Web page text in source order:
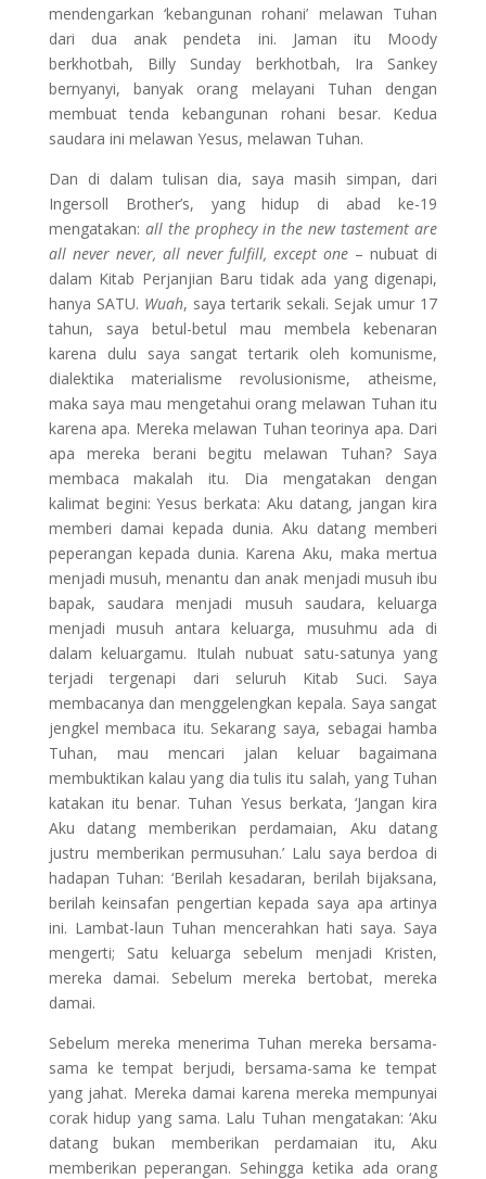
mendengarkan ‘kebangunan rohani’ melawan Tuhan
dari dua anak pendeta ini. Jaman itu Moody
berkhotbah, Billy Sunday berkhotbah, Ira Sankey
bernyanyi, banyak orang melayani Tuhan dengan
membuat tenda kebangunan rohani besar. Kedua
saudara ini melawan Yesus, melawan Tuhan.
Dan di dalam tulisan dia, saya masih simpan, dari
Ingersoll Brother’s, yang hidup di abad ke-19
mengatakan: all the prophecy in the new tastement are
all never never, all never fulfill, except one – nubuat di
dalam Kitab Perjanjian Baru tidak ada yang digenapi,
hanya SATU. Wuah, saya tertarik sekali. Sejak umur 17
tahun, saya betul-betul mau membela kebenaran
karena dulu saya sangat tertarik oleh komunisme,
dialektika materialisme revolusionisme, atheisme,
maka saya mau mengetahui orang melawan Tuhan itu
karena apa. Mereka melawan Tuhan teorinya apa. Dari
apa mereka berani begitu melawan Tuhan? Saya
membaca makalah itu. Dia mengatakan dengan
kalimat begini: Yesus berkata: Aku datang, jangan kira
memberi damai kepada dunia. Aku datang memberi
peperangan kepada dunia. Karena Aku, maka mertua
menjadi musuh, menantu dan anak menjadi musuh ibu
bapak, saudara menjadi musuh saudara, keluarga
menjadi musuh antara keluarga, musuhmu ada di
dalam keluargamu. Itulah nubuat satu-satunya yang
terjadi tergenapi dari seluruh Kitab Suci. Saya
membacanya dan menggelengkan kepala. Saya sangat
jengkel membaca itu. Sekarang saya, sebagai hamba
Tuhan, mau mencari jalan keluar bagaimana
membuktikan kalau yang dia tulis itu salah, yang Tuhan
katakan itu benar. Tuhan Yesus berkata, ‘Jangan kira
Aku datang memberikan perdamaian, Aku datang
justru memberikan permusuhan.’ Lalu saya berdoa di
hadapan Tuhan: ‘Berilah kesadaran, berilah bijaksana,
berilah keinsafan pengertian kepada saya apa artinya
ini. Lambat-laun Tuhan mencerahkan hati saya. Saya
mengerti; Satu keluarga sebelum menjadi Kristen,
mereka damai. Sebelum mereka bertobat, mereka
damai.
Sebelum mereka menerima Tuhan mereka bersama-
sama ke tempat berjudi, bersama-sama ke tempat
yang jahat. Mereka damai karena mereka mempunyai
corak hidup yang sama. Lalu Tuhan mengatakan: ‘Aku
datang bukan memberikan perdamaian itu, Aku
memberikan peperangan. Sehingga ketika ada orang